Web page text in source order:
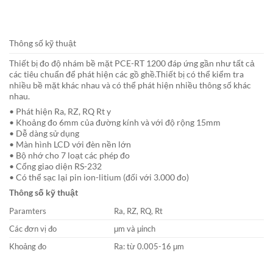
Thông số kỹ thuật
Thiết bị đo độ nhám bề mặt PCE-RT 1200 đáp ứng gần như tất cả
các tiêu chuẩn để phát hiện các gồ ghề.Thiết bị có thể kiểm tra
nhiều bề mặt khác nhau và có thể phát hiện nhiều thông số khác
nhau.
• Phát hiện Ra, RZ, RQ Rt y
• Khoảng đo 6mm của đường kính và với độ rộng 15mm
• Dễ dàng sử dụng
• Màn hình LCD với đèn nền lớn
• Bộ nhớ cho 7 loạt các phép đo
• Cổng giao diện RS-232
• Có thể sạc lại pin ion-litium (đối với 3.000 đo)
Thông số kỹ thuật
Paramters
Ra, RZ, RQ, Rt
Các đơn vị đo
μm và μinch
Khoảng đo
Ra: từ 0.005-16 μm